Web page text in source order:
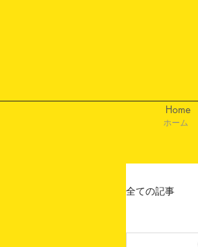
Home
ホーム
全ての記事